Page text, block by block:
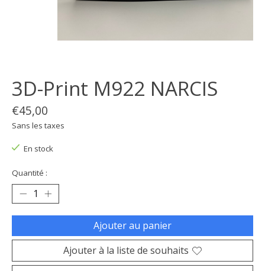
3D-Print M922 NARCIS
€45,00
Sans les taxes
En stock
Quantité :
Ajouter au panier
Ajouter à la liste de souhaits